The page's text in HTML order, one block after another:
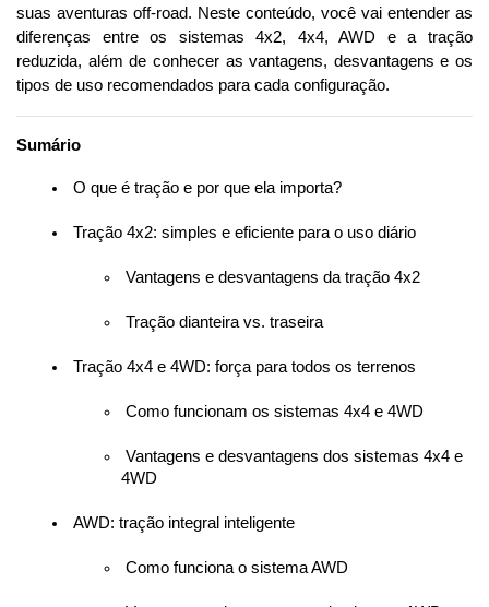
suas aventuras off-road. Neste conteúdo, você vai entender as
diferenças entre os sistemas 4x2, 4x4, AWD e a tração
reduzida, além de conhecer as vantagens, desvantagens e os
tipos de uso recomendados para cada configuração.
Sumário
O que é tração e por que ela importa?
Tração 4x2: simples e eficiente para o uso diário
Vantagens e desvantagens da tração 4x2
Tração dianteira vs. traseira
Tração 4x4 e 4WD: força para todos os terrenos
Como funcionam os sistemas 4x4 e 4WD
Vantagens e desvantagens dos sistemas 4x4 e
4WD
AWD: tração integral inteligente
Como funciona o sistema AWD